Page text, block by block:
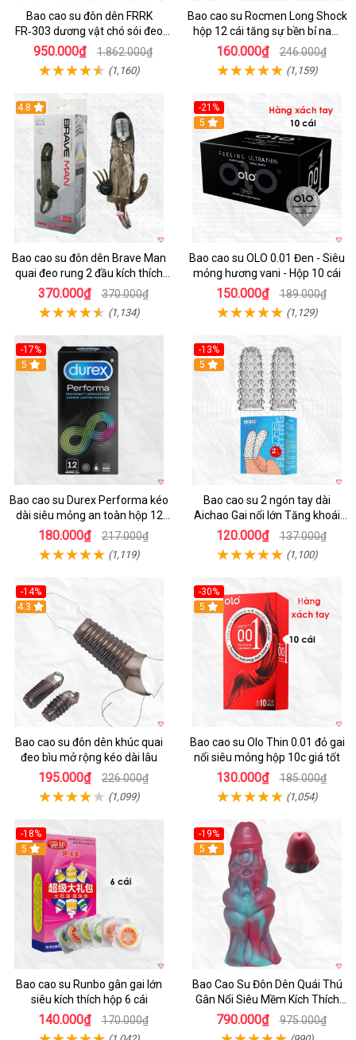
Bao cao su đôn dên FRRK
FR‑303 dương vật chó sói đeo
tiện lợi cực đã
950.000₫ 1.862.000₫
(1,160)
Bao cao su Rocmen Long Shock
hộp 12 cái tăng sự bền bỉ nam
giới
160.000₫ 246.000₫
(1,159)
4.8
Bao cao su đôn dên Brave Man
quai đeo rung 2 đầu kích thích
mạnh
370.000₫ 370.000₫
(1,134)
-21%
Hot
5
Bao cao su OLO 0.01 Đen - Siêu
mỏng hương vani - Hộp 10 cái
150.000₫ 189.000₫
(1,129)
-17%
Hot
5
Bao cao su Durex Performa kéo
dài siêu mỏng an toàn hộp 12
cái
180.000₫ 217.000₫
(1,119)
-13%
5
Bao cao su 2 ngón tay dài
Aichao Gai nổi lớn Tăng khoái
cảm
120.000₫ 137.000₫
(1,100)
-14%
4.3
Bao cao su đôn dên khúc quai
đeo bìu mở rộng kéo dài lâu
195.000₫ 226.000₫
(1,099)
-30%
5
Bao cao su Olo Thin 0.01 đỏ gai
nổi siêu mỏng hộp 10c giá tốt
130.000₫ 185.000₫
(1,054)
-18%
Hot
5
Bao cao su Runbo gân gai lớn
siêu kích thích hộp 6 cái
140.000₫ 170.000₫
-19%
5
Bao Cao Su Đôn Dên Quái Thú
Gân Nổi Siêu Mềm Kích Thích
Tột Đỉnh
790.000₫ 975.000₫